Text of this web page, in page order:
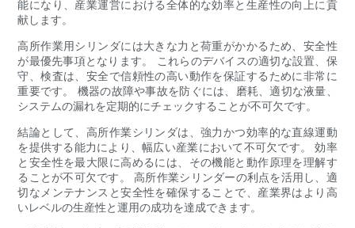
能になり、産業運営における全体的な効率と生産性の向上に貢
献します。
高所作業用シリンダには大きな力と荷重がかかるため、安全性
が最優先事項となります。 これらのデバイスの適切な設置、保
守、検査は、安全で信頼性の高い動作を保証するために非常に
重要です。 機器の故障や事故を防ぐには、磨耗、適切な液量、
システムの漏れを定期的にチェックすることが不可欠です。
結論として、高所作業シリンダは、強力かつ効率的な直線運動
を提供する能力により、幅広い産業において不可欠です。 効率
と安全性を最大限に高めるには、その機能と動作原理を理解す
ることが不可欠です。 高所作業シリンダーの利点を活用し、適
切なメンテナンスと安全性を確保することで、産業界はより高
いレベルの生産性と運用の成功を達成できます。